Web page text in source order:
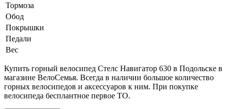
Тормоза
Обод
Покрышки
Педали
Вес
Купить горный велосипед Стелс Навигатор 630 в Подольске в
магазине ВелоСемья. Всегда в наличии большое количество
горных велосипедов и аксессуаров к ним. При покупке
велосипеда бесплантное первое ТО.